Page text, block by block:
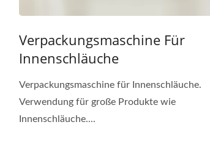
Verpackungsmaschine Für
Innenschläuche
Verpackungsmaschine für Innenschläuche.
Verwendung für große Produkte wie
Innenschläuche....